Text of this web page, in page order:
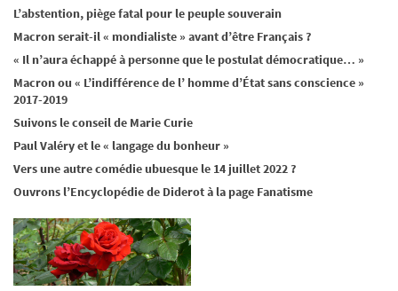
L’abstention, piège fatal pour le peuple souverain
Macron serait-il « mondialiste » avant d’être Français ?
« Il n’aura échappé à personne que le postulat démocratique… »
Macron ou « L’indifférence de l’ homme d’État sans conscience »
2017-2019
Suivons le conseil de Marie Curie
Paul Valéry et le « langage du bonheur »
Vers une autre comédie ubuesque le 14 juillet 2022 ?
Ouvrons l’Encyclopédie de Diderot à la page Fanatisme